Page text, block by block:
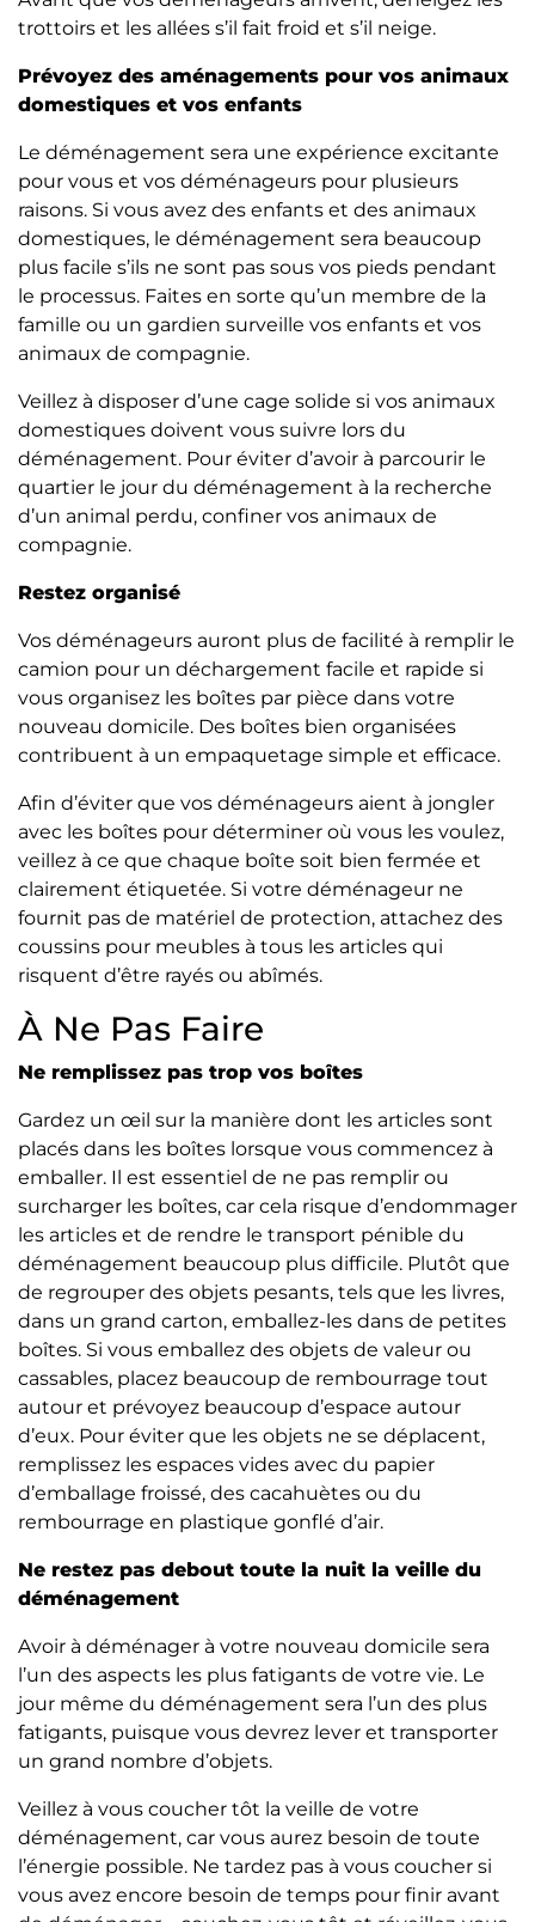
trottoirs et les allées s’il fait froid et s’il neige.
Prévoyez des aménagements pour vos animaux
domestiques et vos enfants
Le déménagement sera une expérience excitante
pour vous et vos déménageurs pour plusieurs
raisons. Si vous avez des enfants et des animaux
domestiques, le déménagement sera beaucoup
plus facile s’ils ne sont pas sous vos pieds pendant
le processus. Faites en sorte qu’un membre de la
famille ou un gardien surveille vos enfants et vos
animaux de compagnie.
Veillez à disposer d’une cage solide si vos animaux
domestiques doivent vous suivre lors du
déménagement. Pour éviter d’avoir à parcourir le
quartier le jour du déménagement à la recherche
d’un animal perdu, confiner vos animaux de
compagnie.
Restez organisé
Vos déménageurs auront plus de facilité à remplir le
camion pour un déchargement facile et rapide si
vous organisez les boîtes par pièce dans votre
nouveau domicile. Des boîtes bien organisées
contribuent à un empaquetage simple et efficace.
Afin d’éviter que vos déménageurs aient à jongler
avec les boîtes pour déterminer où vous les voulez,
veillez à ce que chaque boîte soit bien fermée et
clairement étiquetée. Si votre déménageur ne
fournit pas de matériel de protection, attachez des
coussins pour meubles à tous les articles qui
risquent d’être rayés ou abîmés.
À Ne Pas Faire
Ne remplissez pas trop vos boîtes
Gardez un œil sur la manière dont les articles sont
placés dans les boîtes lorsque vous commencez à
emballer. Il est essentiel de ne pas remplir ou
surcharger les boîtes, car cela risque d’endommager
les articles et de rendre le transport pénible du
déménagement beaucoup plus difficile. Plutôt que
de regrouper des objets pesants, tels que les livres,
dans un grand carton, emballez-les dans de petites
boîtes. Si vous emballez des objets de valeur ou
cassables, placez beaucoup de rembourrage tout
autour et prévoyez beaucoup d’espace autour
d’eux. Pour éviter que les objets ne se déplacent,
remplissez les espaces vides avec du papier
d’emballage froissé, des cacahuètes ou du
rembourrage en plastique gonflé d’air.
Ne restez pas debout toute la nuit la veille du
déménagement
Avoir à déménager à votre nouveau domicile sera
l’un des aspects les plus fatigants de votre vie. Le
jour même du déménagement sera l’un des plus
fatigants, puisque vous devrez lever et transporter
un grand nombre d’objets.
Veillez à vous coucher tôt la veille de votre
déménagement, car vous aurez besoin de toute
l’énergie possible. Ne tardez pas à vous coucher si
vous avez encore besoin de temps pour finir avant